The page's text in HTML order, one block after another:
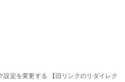
設定を変更する 【旧リンクのリダイレク